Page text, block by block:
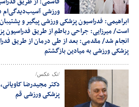
ورزشی
ابراهیمی: فدراسیون پزشکی ورزشی پیگیر و
است/ میرزایی: جراحی رباطم از طریق فدراسیون
انجام شد/ مقدمی: بعد از طی درمان از طریق
پزشکی ورزشی به میادین بازگشتم
/تک عکس/
دکتر مجیدرضا
پزشکی ورزشی قم